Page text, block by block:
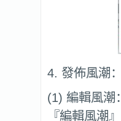
4. 發佈風潮：
(1) 編輯風潮
『編輯風潮』